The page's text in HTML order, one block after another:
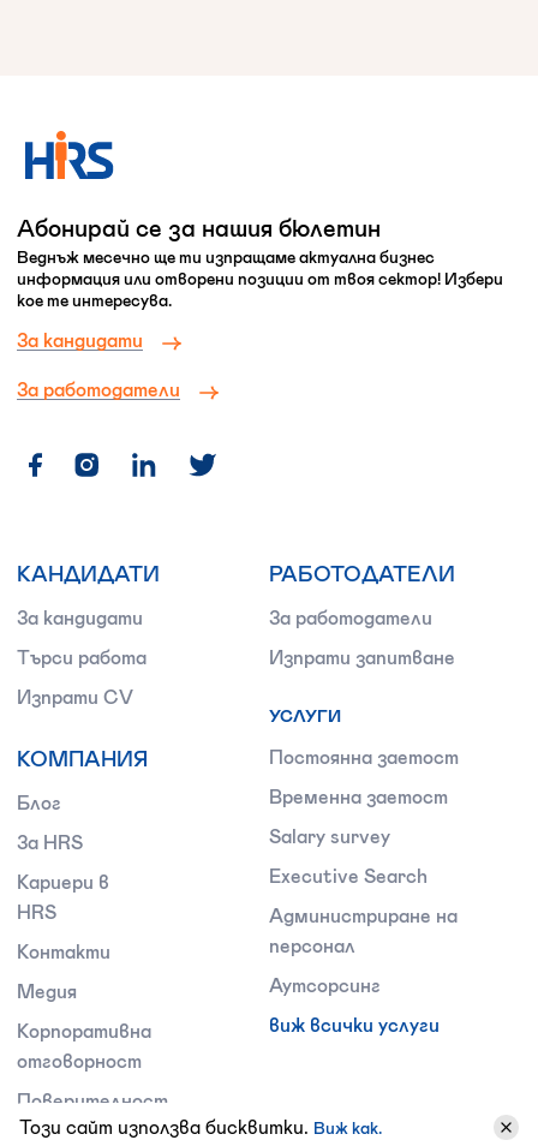
Този сайт използва бисквитки. Виж как.
Абонирай се за нашия бюлетин
Веднъж месечно ще ти изпращаме актуална бизнес
информация или отворени позиции от твоя сектор! Избери
кое те интересува.
За кандидати
За работодатели
КАНДИДАТИ
За кандидати
Търси работа
Изпрати CV
КОМПАНИЯ
Блог
За HRS
Кариери в
HRS
Контакти
Медия
Корпоративна
отговорност
Поверителност
РАБОТОДАТЕЛИ
За работодатели
Изпрати запитване
УСЛУГИ
Постоянна заетост
Временна заетост
Salary survey
Executive Search
Администриране на
персонал
Аутсорсинг
виж всички услуги